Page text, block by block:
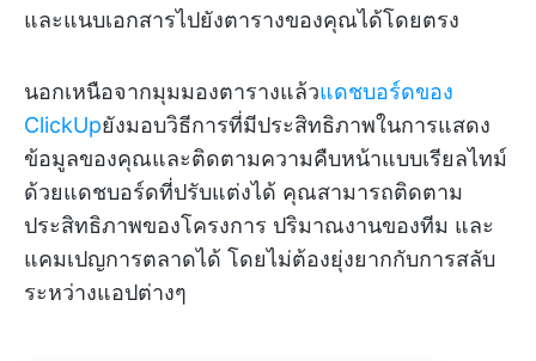
และแนบเอกสารไปยังตารางของคุณได้โดยตรง
นอกเหนือจากมุมมองตารางแล้วแดชบอร์ดของ
ClickUpยังมอบวิธีการที่มีประสิทธิภาพในการแสดง
ข้อมูลของคุณและติดตามความคืบหน้าแบบเรียลไทม์
ด้วยแดชบอร์ดที่ปรับแต่งได้ คุณสามารถติดตาม
ประสิทธิภาพของโครงการ ปริมาณงานของทีม และ
แคมเปญการตลาดได้ โดยไม่ต้องยุ่งยากกับการสลับ
ระหว่างแอปต่างๆ